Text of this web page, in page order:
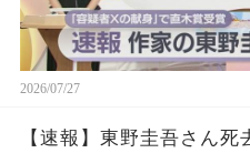
2026/07/27
【速報】東野圭吾さん